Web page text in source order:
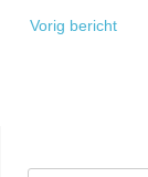
navigatie
Vorig bericht